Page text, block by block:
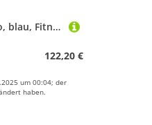
Togu Aero-Step Pro, blau, Fitness- und Koordinationstrainer
122,20 €
um 00:04; der
haben.